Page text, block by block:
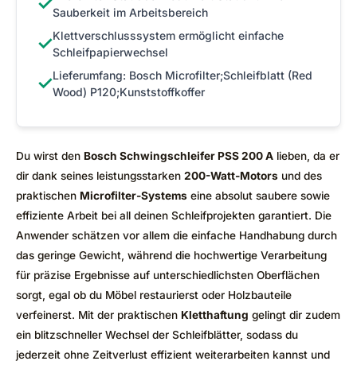
Sauberkeit im Arbeitsbereich
✓Klettverschlusssystem ermöglicht einfache
Schleifpapierwechsel
✓Lieferumfang: Bosch Microfilter;Schleifblatt (Red
Wood) P120;Kunststoffkoffer
Du wirst den Bosch Schwingschleifer PSS 200 A lieben, da er
dir dank seines leistungsstarken 200-Watt-Motors und des
praktischen Microfilter-Systems eine absolut saubere sowie
effiziente Arbeit bei all deinen Schleifprojekten garantiert. Die
Anwender schätzen vor allem die einfache Handhabung durch
das geringe Gewicht, während die hochwertige Verarbeitung
für präzise Ergebnisse auf unterschiedlichsten Oberflächen
sorgt, egal ob du Möbel restaurierst oder Holzbauteile
verfeinerst. Mit der praktischen Kletthaftung gelingt dir zudem
ein blitzschneller Wechsel der Schleifblätter, sodass du
jederzeit ohne Zeitverlust effizient weiterarbeiten kannst und